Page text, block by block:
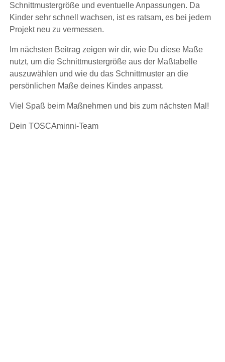
Schnittmustergröße und eventuelle Anpassungen. Da
Kinder sehr schnell wachsen, ist es ratsam, es bei jedem
Projekt neu zu vermessen.
Im nächsten Beitrag zeigen wir dir, wie Du diese Maße
nutzt, um die Schnittmustergröße aus der Maßtabelle
auszuwählen und wie du das Schnittmuster an die
persönlichen Maße deines Kindes anpasst.
Viel Spaß beim Maßnehmen und bis zum nächsten Mal!
Dein TOSCAminni-Team